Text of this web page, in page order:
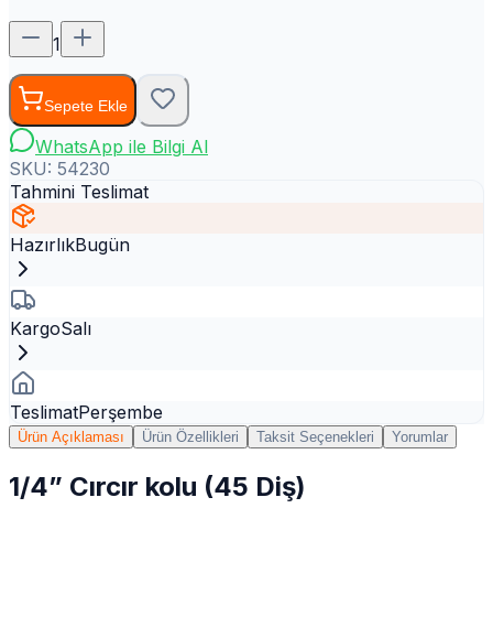
1
Sepete Ekle
WhatsApp ile Bilgi Al
SKU: 54230
Tahmini Teslimat
HazırlıkBugün
KargoSalı
TeslimatPerşembe
Ürün Açıklaması Ürün Özellikleri Taksit Seçenekleri Yorumlar
1/4” Cırcır kolu (45 Diş)